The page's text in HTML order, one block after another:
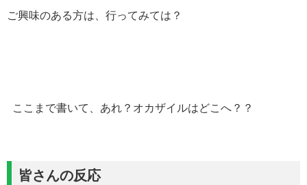
ご興味のある方は、行ってみては？
ここまで書いて、あれ？オカザイルはどこへ？？
皆さんの反応